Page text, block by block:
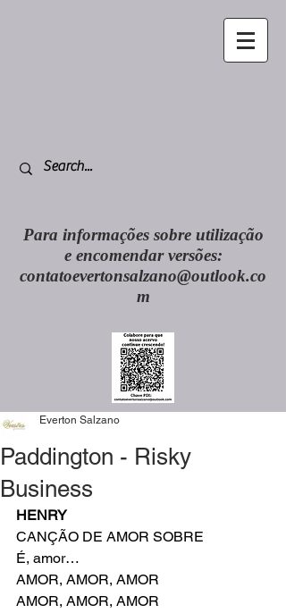
Para informações sobre utilização
e encomendar versões:
contatoevertonsalzano@outlook.co
m
Paddington - Risky
Business
Everton Salzano
HENRY
CANÇÃO DE AMOR SOBRE
É, amor…
AMOR, AMOR, AMOR
AMOR, AMOR, AMOR